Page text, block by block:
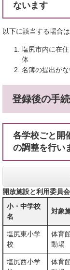
ないます
以下に該当する場合
塩尻市内に在
体
名簿の提出が
登録後の手
各学校ごと開
の調整を行い
開放施設と利用委員
小・中学校
名
対象
塩尻東小学
校
体育
動場
塩尻西小学
体育